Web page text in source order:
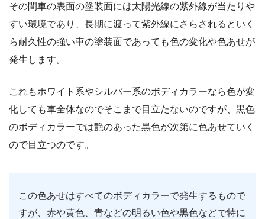
その間車の表面の塗装面には太陽光線の紫外線が当たりや
すい環境であり、長期に渡って紫外線にさらされるといく
ら耐久性の強い車の塗装面であっても色の変化や色あせが
発生します。
これもホワイト系やシルバー系のボディカラーなら色が変
化しても車全体なのでそこまで目立たないのですが、黒色
のボディカラーでは艶のあった黒色が次第に色あせていく
ので目立つのです。
この色あせはすべてのボディカラーで発生するもので
すが、赤や黄色、青などの明るい色や黒色などで特に